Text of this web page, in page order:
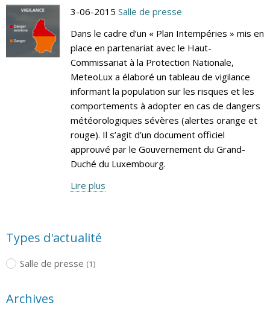
3-06-2015 Salle de presse
Dans le cadre d’un « Plan Intempéries » mis en
place en partenariat avec le Haut-
Commissariat à la Protection Nationale,
MeteoLux a élaboré un tableau de vigilance
informant la population sur les risques et les
comportements à adopter en cas de dangers
météorologiques sévères (alertes orange et
rouge). Il s’agit d’un document officiel
approuvé par le Gouvernement du Grand-
Duché du Luxembourg.
Lire plus
Types d'actualité
Salle de presse (1)
Archives